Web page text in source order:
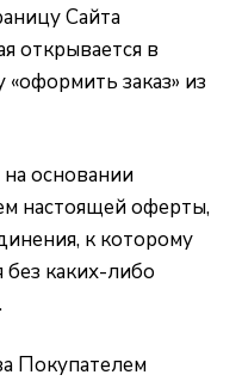
Сайта
открывается в
«оформить заказ» из
основании
настоящей оферты,
к которому
каких-либо
Покупателем